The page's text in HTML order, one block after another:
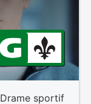
Drame sportif